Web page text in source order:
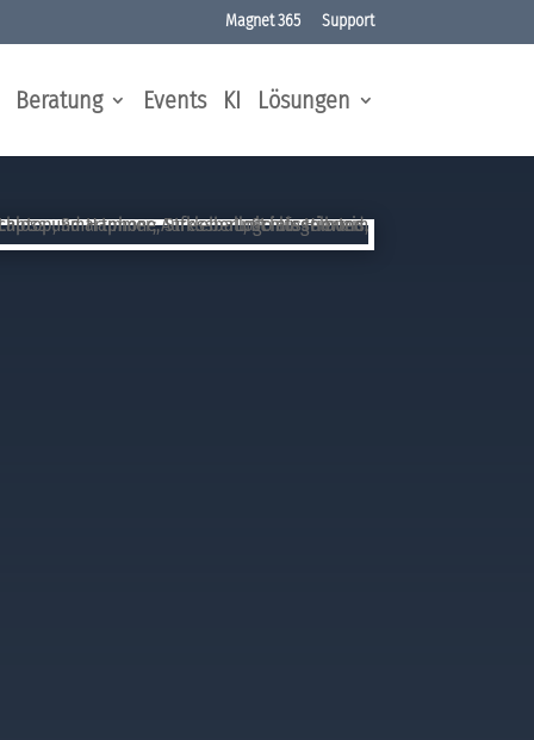
Magnet 365 Support
Beratung Events KI Lösungen